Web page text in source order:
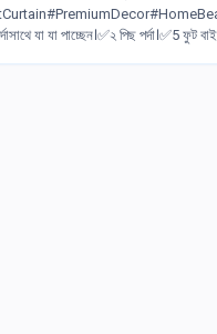
যা যা পাচ্ছেন।✅২ পিছ পর্দা।✅5 ফুট